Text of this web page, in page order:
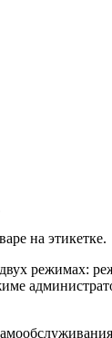
на этикетке.
режимах: